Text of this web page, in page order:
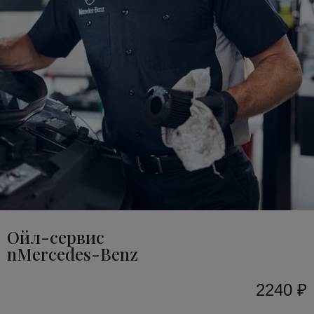
Ойл-сервис
nMercedes-Benz
2240 ₽